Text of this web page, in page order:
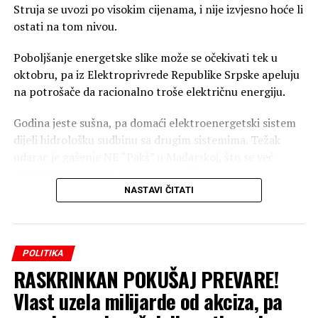
Struja se uvozi po visokim cijenama, i nije izvjesno hoće li
ostati na tom nivou.
Poboljšanje energetske slike može se očekivati tek u
oktobru, pa iz Elektroprivrede Republike Srpske apeluju
na potrošače da racionalno troše električnu energiju.
Godina jeste sušna, pa domaći elektroenergetski sistem
dijeli hidrološku sudbinu sa drugim sistemima. Težak
– Imamo ozbiljan nedostatak energije u regionu i da će
se to odraziti na prodaju energije na berzama i
Petrović, v.d. direkora MH Elektroprivreda Republike
Srpske.
Domaći sistem izvukli su natprosječno kišoviti januar i
NASTAVI ČITATI
POLITIKA
RASKRINKAN POKUŠAJ PREVARE!
Vlast uzela milijarde od akciza, pa